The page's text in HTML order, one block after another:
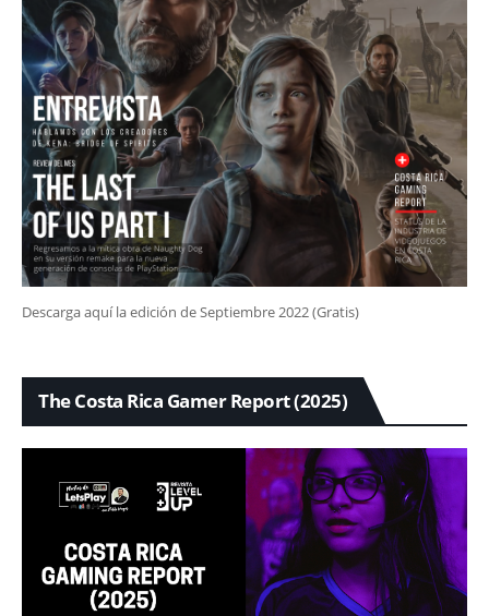
Descarga aquí la edición de Septiembre 2022 (Gratis)
The Costa Rica Gamer Report (2025)